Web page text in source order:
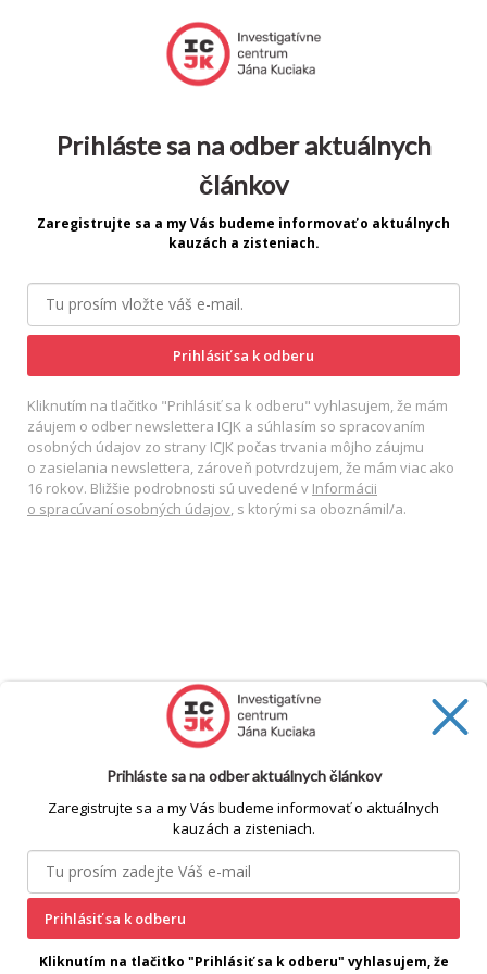
cookie
Prihláste sa na odber aktuálnych
článkov
Zaregistrujte sa a my Vás budeme informovať o aktuálnych
kauzách a zisteniach.
Prihlásiť sa k odberu
Kliknutím na tlačitko "Prihlásiť sa k odberu" vyhlasujem, že mám
záujem o odber newslettera ICJK a súhlasím so spracovaním
osobných údajov zo strany ICJK počas trvania môjho záujmu
o zasielania newslettera, zároveň potvrdzujem, že mám viac ako
16 rokov. Bližšie podrobnosti sú uvedené v Informácii
o spracúvaní osobných údajov , s ktorými sa oboznámil/a.
Prihláste sa na odber aktuálnych článkov
Zaregistrujte sa a my Vás budeme informovať o aktuálnych
kauzách a zisteniach.
Prihlásiť sa k odberu
Kliknutím na tlačitko "Prihlásiť sa k odberu" vyhlasujem, že